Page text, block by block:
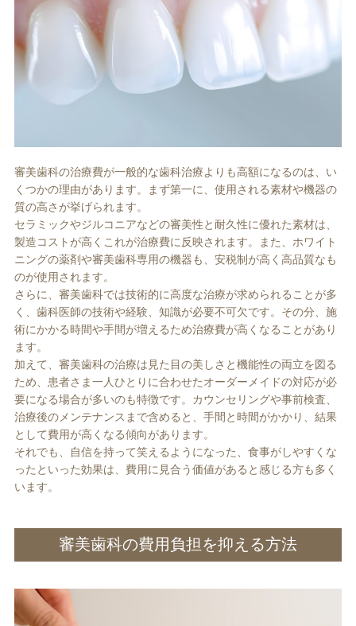
審美歯科の治療費が一般的な歯科治療よりも高額になるのは、い
くつかの理由があります。まず第一に、使用される素材や機器の
質の高さが挙げられます。
セラミックやジルコニアなどの審美性と耐久性に優れた素材は、
製造コストが高くこれが治療費に反映されます。また、ホワイト
ニングの薬剤や審美歯科専用の機器も、安税制が高く高品質なも
のが使用されます。
さらに、審美歯科では技術的に高度な治療が求められることが多
く、歯科医師の技術や経験、知識が必要不可欠です。その分、施
術にかかる時間や手間が増えるため治療費が高くなることがあり
ます。
加えて、審美歯科の治療は見た目の美しさと機能性の両立を図る
ため、患者さま一人ひとりに合わせたオーダーメイドの対応が必
要になる場合が多いのも特徴です。カウンセリングや事前検査、
治療後のメンテナンスまで含めると、手間と時間がかかり、結果
として費用が高くなる傾向があります。
それでも、自信を持って笑えるようになった、食事がしやすくな
ったといった効果は、費用に見合う価値があると感じる方も多く
います。
審美歯科の費用負担を抑える方法